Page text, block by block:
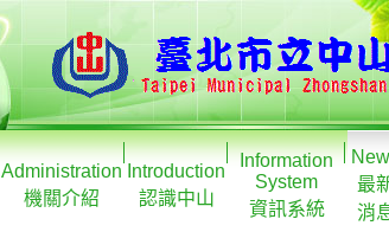
Administration
機關介紹
Introduction
認識中山
Information
System
資訊系統
最
消